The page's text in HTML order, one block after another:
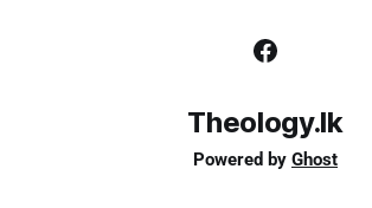
Theology.lk
Powered by Ghost